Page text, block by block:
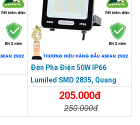
Đèn Pha Điện 50W IP66
Lumiled SMD 2835, Quang
Thông 120lm/W
205.000đ
250.000đ